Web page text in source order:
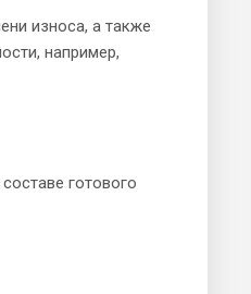
износа, а также
например,
готового